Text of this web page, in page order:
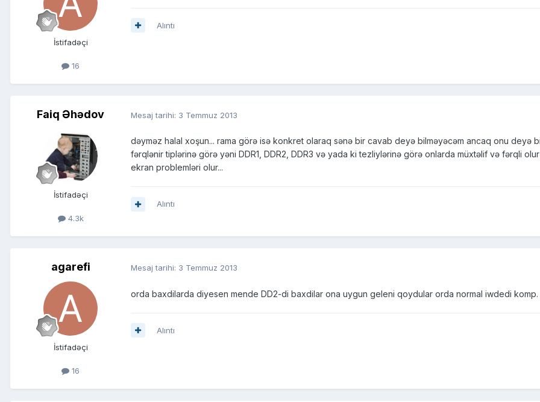
İstifadəçi
16
Alıntı
Faiq Əhədov
İstifadəçi
4.3k
Mesaj tarihi: 3 Temmuz 2013
dəyməz halal xoşun... rama görə isə konkret olaraq sənə bir cavab deyə bilməyəcəm ancaq onu deyə
fərqlənir tiplərinə görə yəni DDR1, DDR2, DDR3 və yada ki tezliylərinə görə onlarda müxtəlif və fərqli
ekran problemləri olur...
Alıntı
agarefi
İstifadəçi
16
Mesaj tarihi: 3 Temmuz 2013
orda baxdilarda diyesen mende DD2-di baxdilar ona uygun geleni qoydular orda normal iwdedi
Alıntı